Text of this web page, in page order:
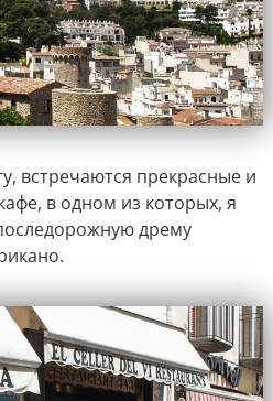
встречаются прекрасные и
в одном из которых, я
дрему